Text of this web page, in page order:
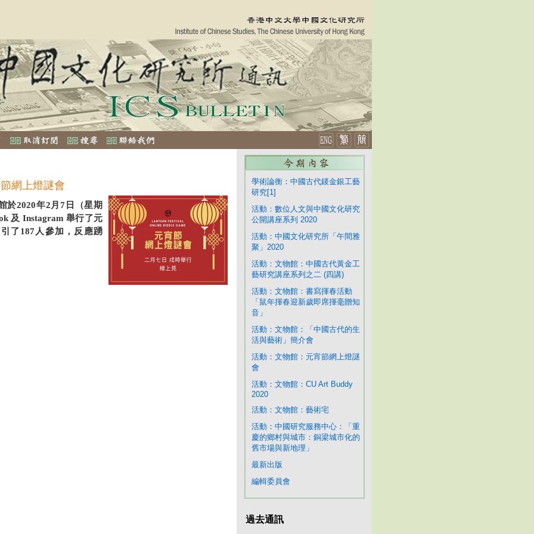
網上燈謎會
於2020年2月7日（星期
及 Instagram 舉行了元
了187人參加，反應踴
學術論衡：中國古代錽金銀工藝
研究[1]
活動：數位人文與中國文化研究
公開講座系列 2020
活動：中國文化研究所「午間雅
聚」2020
活動：文物館：中國古代黃金工
藝研究講座系列之二 (四講)
活動：文物館：書寫揮春活動
「鼠年揮春迎新歲即席揮毫贈知
音」
活動：文物館：「中國古代的生
活與藝術」簡介會
活動：文物館：元宵節網上燈謎
會
活動：文物館：CU Art Buddy
2020
活動：文物館：藝術宅
活動：中國研究服務中心：「重
慶的鄉村與城市：銅梁城市化的
舊市場與新地理」
最新出版
編輯委員會
過去通訊